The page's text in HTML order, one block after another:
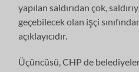
yapılan saldırıdan çok,
geçebilecek olan işçi
açıklayıcıdır.
Üçüncüsü, CHP de